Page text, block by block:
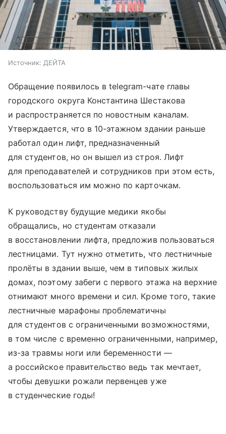
Источник: ДЕЙТА
Обращение появилось в telegram-чате главы
городского округа Константина Шестакова
и распространяется по новостным каналам.
Утверждается, что в 10-этажном здании раньше
работал один лифт, предназначенный
для студентов, но он вышел из строя. Лифт
для преподавателей и сотрудников при этом есть,
воспользоваться им можно по карточкам.
К руководству будущие медики якобы
обращались, но студентам отказали
в восстановлении лифта, предложив пользоваться
лестницами. Тут нужно отметить, что лестничные
пролёты в здании выше, чем в типовых жилых
домах, поэтому забеги с первого этажа на верхние
отнимают много времени и сил. Кроме того, такие
лестничные марафоны проблематичны
для студентов с ограниченными возможностями,
в том числе с временно ограниченными, например,
из-за травмы ноги или беременности —
а российское правительство ведь так мечтает,
чтобы девушки рожали первенцев уже
в студенческие годы!